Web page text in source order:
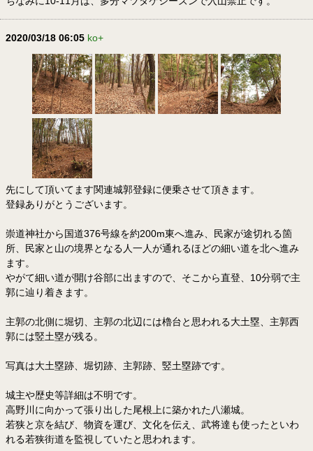
2020/03/18 06:05 ko+
先にして頂いてます関連城郭登録に便乗させて頂きます。
登録ありがとうございます。
崇道神社から国道376号線を約200m東へ進み、民家が途切れる箇
所、民家と山の境界となる人一人が通れるほどの細い道を北へ進み
ます。
やがて細い道が開け谷部に出ますので、そこから直登、10分弱で主
郭に辿り着きます。
主郭の北側に堀切、主郭の北辺には櫓台と思われる大土塁、主郭西
郭には竪土塁が残る。
写真は大土塁跡、堀切跡、主郭跡、竪土塁跡です。
城主や歴史等詳細は不明です。
高野川に向かって張り出した尾根上に築かれた八瀬城。
若狭と京を結び、物資を運び、文化を伝え、武将達も使ったといわ
れる若狭街道を監視していたと思われます。